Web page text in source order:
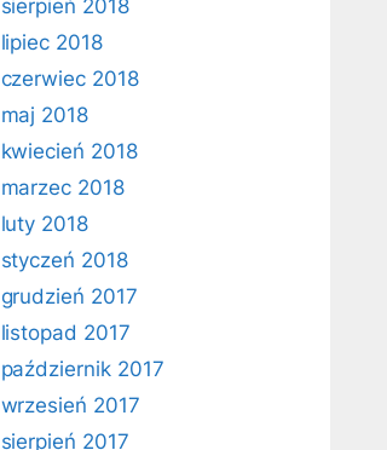
sierpień 2018
lipiec 2018
czerwiec 2018
maj 2018
kwiecień 2018
marzec 2018
luty 2018
styczeń 2018
grudzień 2017
listopad 2017
październik 2017
wrzesień 2017
sierpień 2017